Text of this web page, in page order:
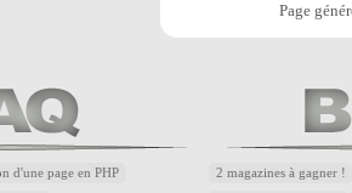
Page
d'une page en PHP 2 magazines à gagner !